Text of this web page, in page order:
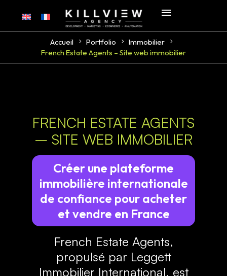
Accueil Portfolio
Immobilier
French Estate Agents – Site web immobilier
FRENCH ESTATE AGENTS
– SITE WEB IMMOBILIER
Créer une plateforme
immobilière internationale
de confiance pour acheter
et vendre en France
French Estate Agents,
propulsé par Leggett
Immobilier International, est